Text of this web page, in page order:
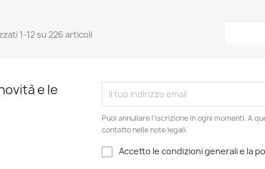
1-12 su 226 articoli
e le
Puoi annullare l'iscrizione in ogni momenti. A
contatto nelle note legali.
Accetto le condizioni generali e la